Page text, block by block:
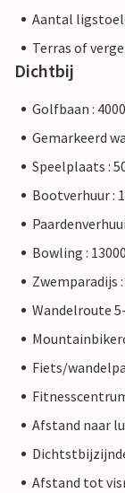
Aantal
Terras of
Dichtbij
Golfbaan :
Gemarkeerd
Speelplaats :
Bootverhuur :
Bowling :
Zwemparadijs
Wandelroute
Fiets/
Afstand naar
Afstand tot